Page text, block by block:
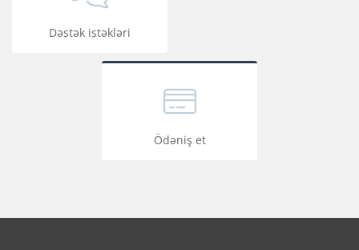
Dəstək istəkləri
Ödəniş et